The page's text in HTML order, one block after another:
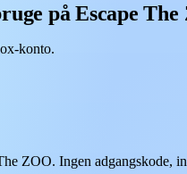
på Escape The
konto.
ZOO. Ingen adgangskode,